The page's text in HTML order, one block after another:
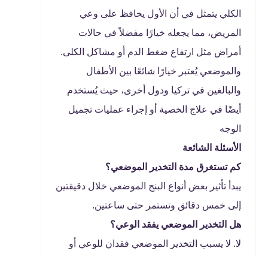
الكلي يتمثل في أن الأول يحافظ على وعي
المريض، مما يجعله خيارًا مفضلاً في حالات
أمراض مثل ارتفاع ضغط الدم أو مشاكل الكلى.
والموضعي يُعتبر خيارًا شائعًا بين الأطفال
والبالغين في تركيا ودول أخرى، حيث يُستخدم
أيضًا في علاج الخصية أو إجراء عمليات تجميل
الوجه
الأسئلة الشائعة
كم تستغرق مدة التخدير الموضعي؟
يبدأ تأثير بعض أنواع البنج الموضعي خلال دقيقتين
إلى خمس دقائق وتستمر حتى ساعتين.
هل التخدير الموضعي يفقد الوعي؟
لا. لا يسبب التخدير الموضعي فقدان للوعي أو